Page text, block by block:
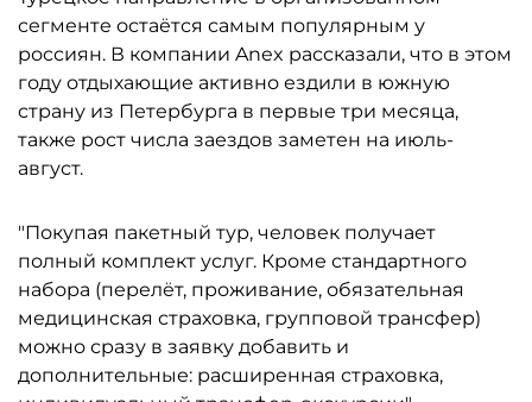
сегменте остаётся самым популярным у
россиян. В компании Anex рассказали, что в этом
году отдыхающие активно ездили в южную
страну из Петербурга в первые три месяца,
также рост числа заездов заметен на июль-
август.
"Покупая пакетный тур, человек получает
полный комплект услуг. Кроме стандартного
набора (перелёт, проживание, обязательная
медицинская страховка, групповой трансфер)
можно сразу в заявку добавить и
дополнительные: расширенная страховка,